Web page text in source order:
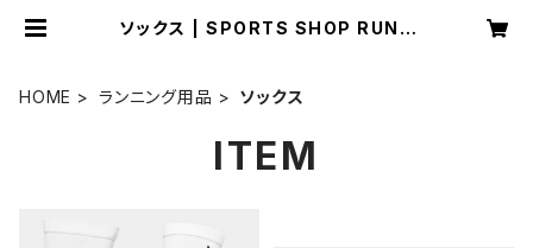
ソックス | SPORTS SHOP RUNN
HOME ランニング用品 ソックス
ITEM